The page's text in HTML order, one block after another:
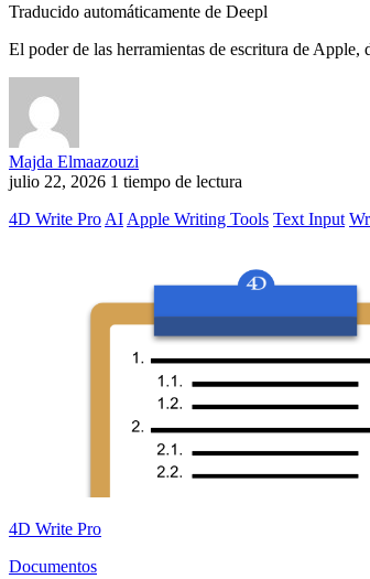
Traducido automáticamente de Deepl
El poder de las herramientas de escritura de
Majda Elmaazouzi
julio 22, 2026 1 tiempo de lectura
4D Write Pro AI Apple Writing Tools Text Input
4D Write Pro
Documentos